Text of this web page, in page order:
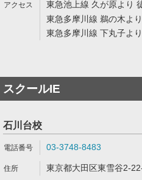
東急池上線 久が原より
東急多摩川線 鵜の木よ
東急多摩川線 下丸子よ
スクールIE
石川台校
03-3748-8483
東京都大田区東雪谷2-